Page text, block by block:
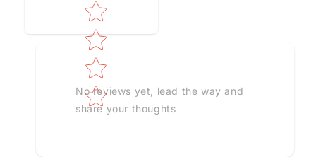
No reviews yet, lead the way and
share your thoughts